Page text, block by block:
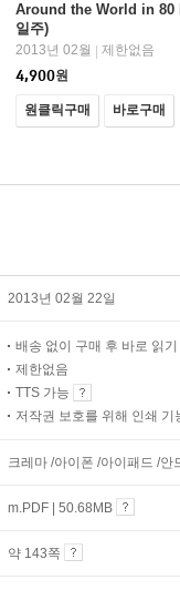
Around the World in 80
일주)
2013년 02월
제한없음
4,900원
원클릭구매 바로구매
2013년 02월 22일
배송 없이 구매 후 바로 읽기
제한없음
TTS 가능
저작권 보호를 위해 인쇄 기
크레마 /아이폰 /아이패드 /
m.PDF | 50.68MB
약 143쪽